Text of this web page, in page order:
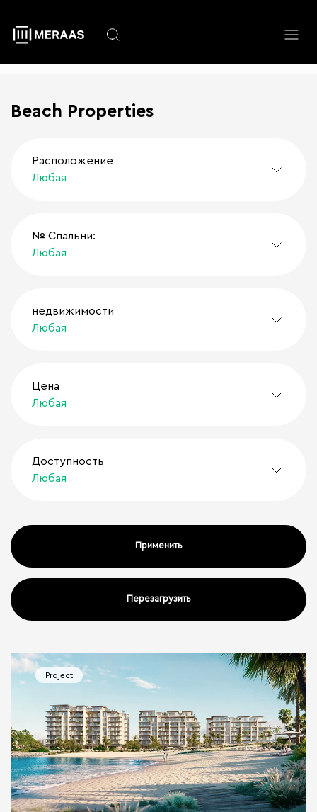
основному
содержанию
Beach Properties
Расположение
Любая
№ Спальни:
Любая
недвижимости
Любая
Цена
Любая
Доступность
Любая
Поиск
Project